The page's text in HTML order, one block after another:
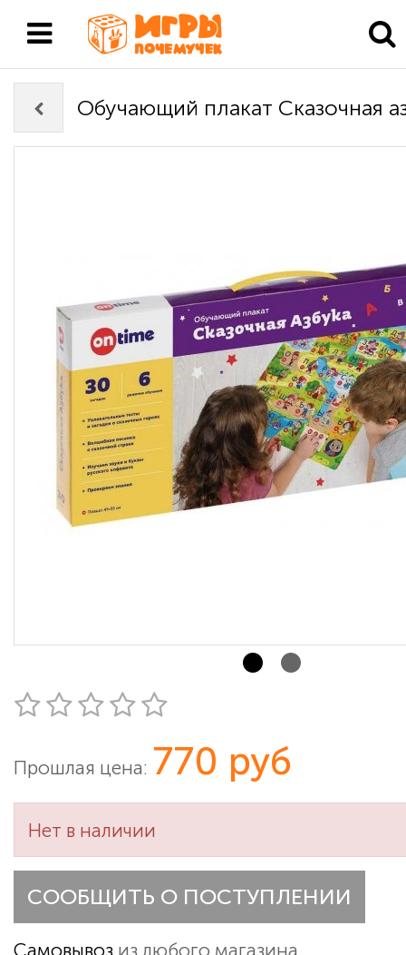
Обучающий плакат Сказочная
Прошлая цена: 770 руб
Нет в наличии
СООБЩИТЬ О ПОСТУПЛЕНИИ
Самовывоз из любого магазина